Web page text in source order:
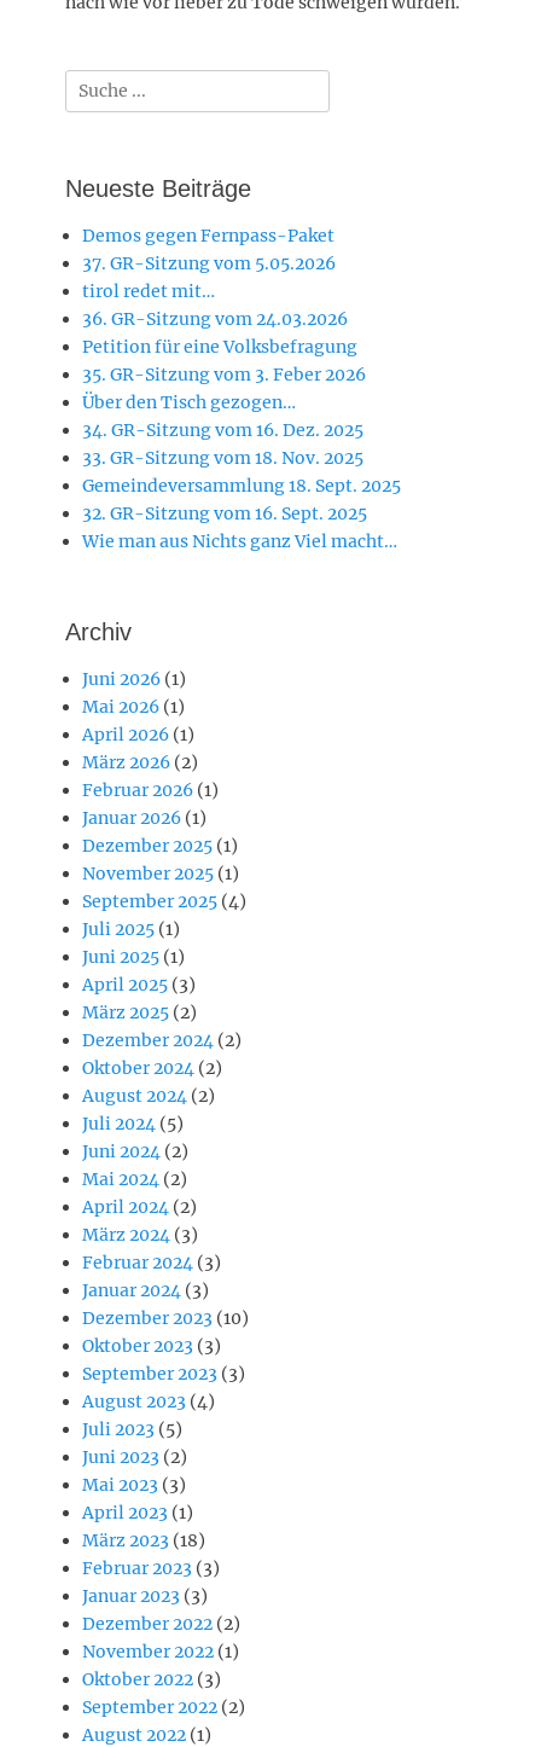
Suche
nach:
Neueste Beiträge
Demos gegen Fernpass-Paket
37. GR-Sitzung vom 5.05.2026
tirol redet mit…
36. GR-Sitzung vom 24.03.2026
Petition für eine Volksbefragung
35. GR-Sitzung vom 3. Feber 2026
Über den Tisch gezogen…
34. GR-Sitzung vom 16. Dez. 2025
33. GR-Sitzung vom 18. Nov. 2025
Gemeindeversammlung 18. Sept. 2025
32. GR-Sitzung vom 16. Sept. 2025
Wie man aus Nichts ganz Viel macht…
Archiv
Juni 2026 (1)
Mai 2026 (1)
April 2026 (1)
März 2026 (2)
Februar 2026 (1)
Januar 2026 (1)
Dezember 2025 (1)
November 2025 (1)
September 2025 (4)
Juli 2025 (1)
Juni 2025 (1)
April 2025 (3)
März 2025 (2)
Dezember 2024 (2)
Oktober 2024 (2)
August 2024 (2)
Juli 2024 (5)
Juni 2024 (2)
Mai 2024 (2)
April 2024 (2)
März 2024 (3)
Februar 2024 (3)
Januar 2024 (3)
Dezember 2023 (10)
Oktober 2023 (3)
September 2023 (3)
August 2023 (4)
Juli 2023 (5)
Juni 2023 (2)
Mai 2023 (3)
April 2023 (1)
März 2023 (18)
Februar 2023 (3)
Januar 2023 (3)
Dezember 2022 (2)
November 2022 (1)
Oktober 2022 (3)
September 2022 (2)
August 2022 (1)